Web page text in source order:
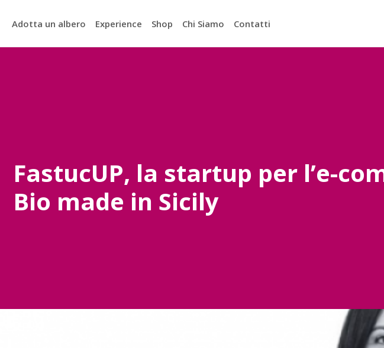
Adotta un albero Experience Shop Chi Siamo Contatti
FastucUP, la startup per l’e-
Bio made in Sicily